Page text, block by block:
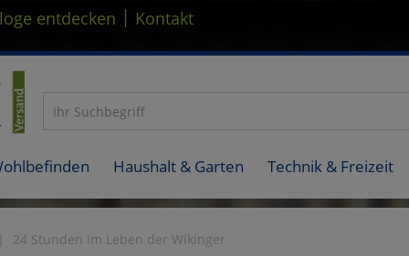
entdecken | Kontakt
Haushalt & Garten Technik & Freizeit
24 Stunden im Leben der Wikinger